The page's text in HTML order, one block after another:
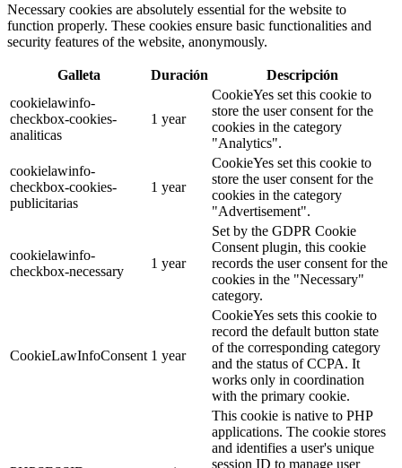
Necessary cookies are absolutely essential for the website to
function properly. These cookies ensure basic functionalities and
security features of the website, anonymously.
Galleta Duración
Descripción
cookielawinfo-
checkbox-cookies-
analiticas
1 year
CookieYes set this cookie to
store the user consent for the
cookies in the category
"Analytics".
cookielawinfo-
checkbox-cookies-
publicitarias
1 year
CookieYes set this cookie to
store the user consent for the
cookies in the category
"Advertisement".
cookielawinfo-
checkbox-necessary
1 year
Set by the GDPR Cookie
Consent plugin, this cookie
records the user consent for the
cookies in the "Necessary"
category.
CookieLawInfoConsent 1 year
CookieYes sets this cookie to
record the default button state
of the corresponding category
and the status of CCPA. It
works only in coordination
with the primary cookie.
This cookie is native to PHP
applications. The cookie stores
and identifies a user's unique
session ID to manage user